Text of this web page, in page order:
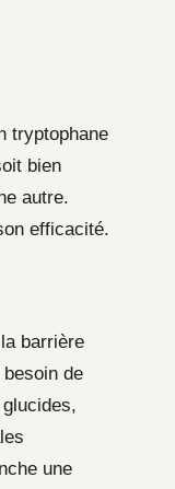
tryptophane
bien
autre.
efficacité.
barrière
de
une